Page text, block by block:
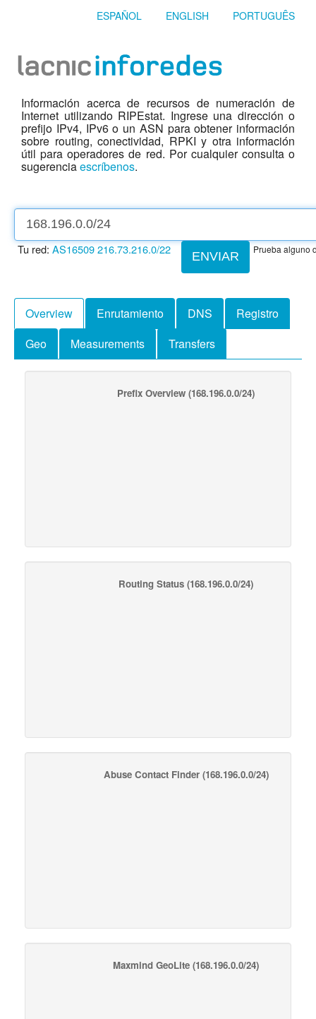
ESPAÑOL ENGLISH PORTUGUÊS
Información acerca de recursos de numeración de
Internet utilizando RIPEstat. Ingrese una dirección o
prefijo IPv4, IPv6 o un ASN para obtener información
sobre routing, conectividad, RPKI y otra información
útil para operadores de red. Por cualquier consulta o
sugerenciaescríbenos.
ENVIAR
Tu red: AS16509216.73.216.0/22 Prueba alguno
Overview Enrutamiento DNS
Registro
Geo
Measurements Transfers
Prefix Overview (168.196.0.0/24)
Routing Status (168.196.0.0/24)
Abuse Contact Finder(168.196.0.0/24)
Maxmind GeoLite (168.196.0.0/24)